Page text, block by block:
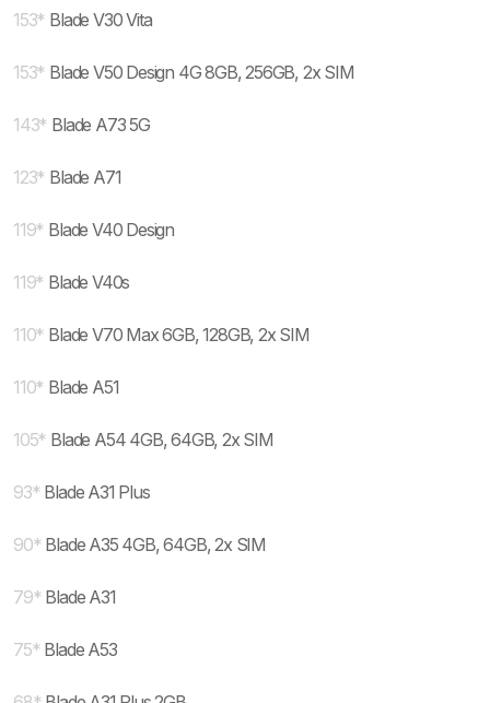
153* Blade V30 Vita
153* Blade V50 Design 4G 8GB, 256GB, 2x SIM
143* Blade A73 5G
123* Blade A71
119* Blade V40 Design
119* Blade V40s
110* Blade V70 Max 6GB, 128GB, 2x SIM
110* Blade A51
105* Blade A54 4GB, 64GB, 2x SIM
93* Blade A31 Plus
90* Blade A35 4GB, 64GB, 2x SIM
79* Blade A31
75* Blade A53